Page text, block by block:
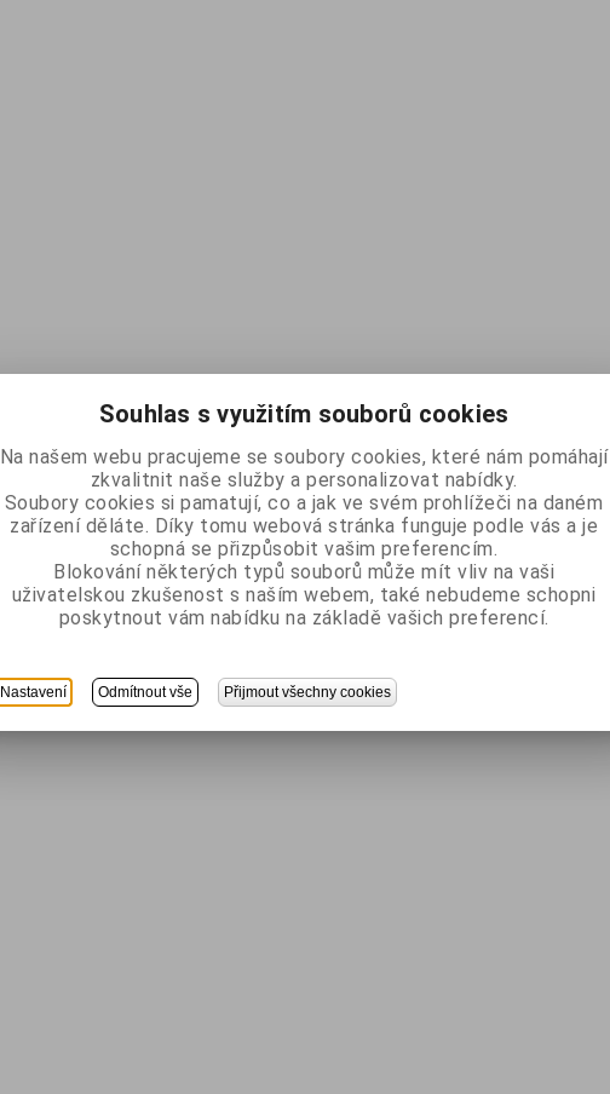
Souhlas s využitím souborů cookies
Na našem webu pracujeme se soubory cookies, které nám pomáhají
zkvalitnit naše služby a personalizovat nabídky.
Soubory cookies si pamatují, co a jak ve svém prohlížeči na daném
zařízení děláte. Díky tomu webová stránka funguje podle vás a je
schopná se přizpůsobit vašim preferencím.
Blokování některých typů souborů může mít vliv na vaši
uživatelskou zkušenost s naším webem, také nebudeme schopni
poskytnout vám nabídku na základě vašich preferencí.
Nastavení Odmítnout vše Přijmout všechny cookies